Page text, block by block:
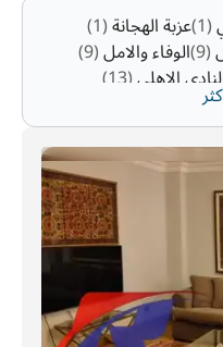
(1) عزبة الهجانة(1)
(9) الوفاء والامل(9)
الاهلي(13)
(15)
الحديقه الدوليه(26)
(51)
(156)
(179)